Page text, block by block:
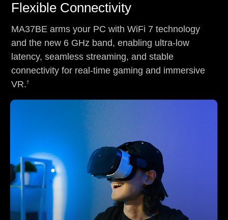
Flexible Connectivity
MA37BE arms your PC with WiFi 7 technology
and the new 6 GHz band, enabling ultra-low
latency, seamless streaming, and stable
connectivity for real-time gaming and immersive
VR.†